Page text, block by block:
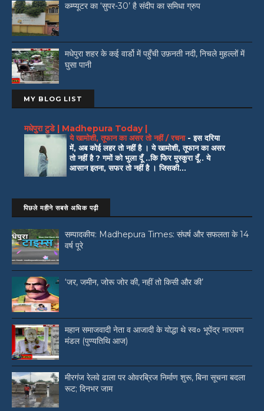
कम्प्यूटर का ‘सुपर-30’ है संदीप का समिधा ग्रुप
मधेपुरा शहर के कई वार्डो में पहुँची उफ़नती नदी, निचले मुहल्लों में
घुसा पानी
MY BLOG LIST
मधेपुरा टुडे | Madhepura Today |
ये खामोशी, तूफान का असर तो नहीं / रचना -इस दरिया
में, अब कोई लहर तो नहीं है । ये खामोशी, तूफान का असर
तो नहीं है ? गमों को भुला दूँ ..कि फिर मुस्कुरा दूँ.. ये
आसान इतना, सफर तो नहीं है । जिसकी...
पिछले महीने सबसे अधिक पढ़ी
सम्पादकीय: Madhepura Times: संघर्ष और सफलता के 14
वर्ष पूरे
‘जर, जमीन, जोरू जोर की, नहीं तो किसी और की’
महान समाजवादी नेता व आजादी के योद्धा थे स्व० भूपेंद्र नारायण
मंडल (पुण्यतिथि आज)
मीरगंज रेलवे ढाला पर ओवरब्रिज निर्माण शुरू, बिना सूचना बदला
रूट; दिनभर जाम